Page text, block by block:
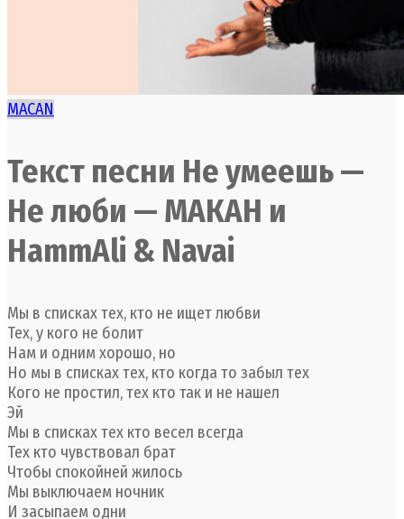
MACAN
Текст песни Не умеешь —
Не люби — МАКАН и
HammAli & Navai
Мы в списках тех, кто не ищет любви
Тех, у кого не болит
Нам и одним хорошо, но
Но мы в списках тех, кто когда то забыл тех
Кого не простил, тех кто так и не нашел
Эй
Мы в списках тех кто весел всегда
Тех кто чувствовал брат
Чтобы спокойней жилось
Мы выключаем ночник
И засыпаем одни